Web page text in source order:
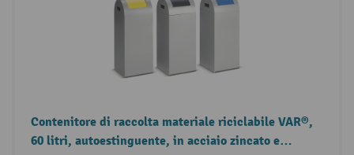
Contenitore di raccolta materiale riciclabile VAR®,
60 litri, autoestinguente, in acciaio zincato e